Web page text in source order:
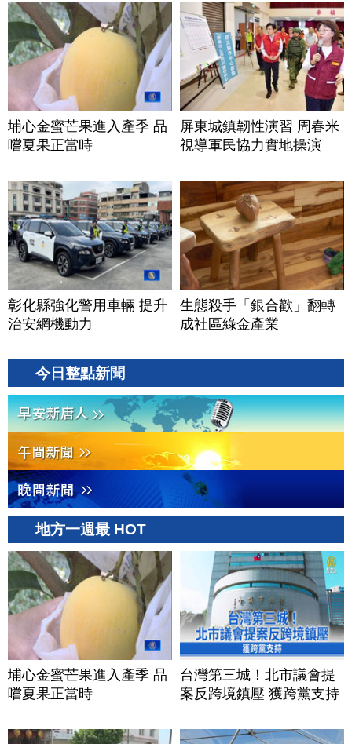
埔心金蜜芒果進入產季 品
嚐夏果正當時
屏東城鎮韌性演習 周春米
視導軍民協力實地操演
彰化縣強化警用車輛 提升
治安網機動力
生態殺手「銀合歡」翻轉
成社區綠金產業
今日整點新聞
地方一週最 HOT
埔心金蜜芒果進入產季 品
嚐夏果正當時
台灣第三城！北市議會提
案反跨境鎮壓 獲跨黨支持